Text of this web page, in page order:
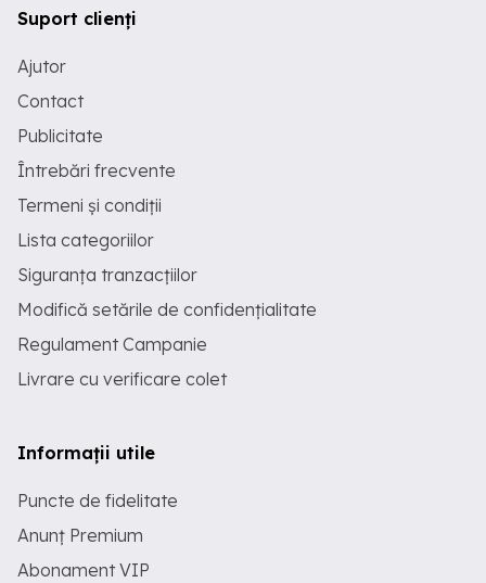
Suport clienți
Ajutor
Contact
Publicitate
Întrebări frecvente
Termeni și condiții
Lista categoriilor
Siguranța tranzacțiilor
Modifică setările de confidențialitate
Regulament Campanie
Livrare cu verificare colet
Informații utile
Puncte de fidelitate
Anunț Premium
Abonament VIP